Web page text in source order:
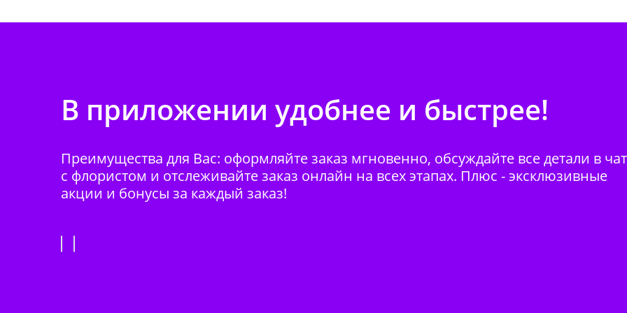
В приложении удобнее и быстрее!
Преимущества для Вас: оформляйте заказ мгновенно, обсуждайте все детали в
с флористом и отслеживайте заказ онлайн на всех этапах. Плюс - эксклюзивные
акции и бонусы за каждый заказ!